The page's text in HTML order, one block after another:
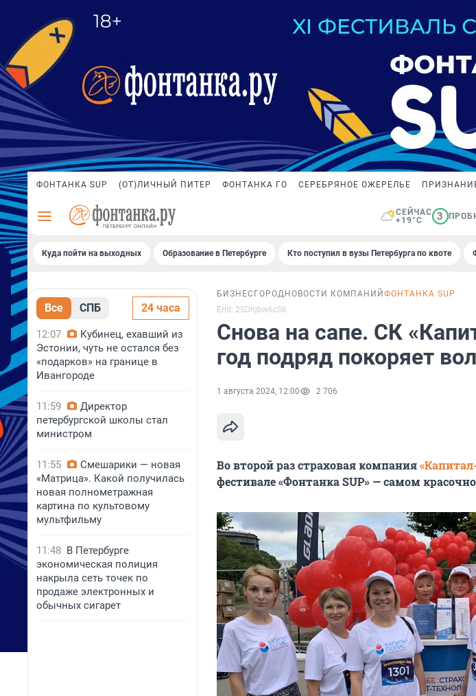
ФОНТАНКА SUP (ОТ)ЛИЧНЫЙ ПИТЕР ФОНТАНКА ГО СЕРЕБРЯНОЕ ОЖЕРЕЛЬЕ
СЕЙЧАС
+19°C
3
Куда пойти на выходных Образование в Петербурге Кто поступил в вузы Петербурга по квоте
Все СПБ 24 часа
12:07
Кубинец, ехавший из
Эстонии, чуть не остался без
«подарков» на границе в
Ивангороде
11:59
Директор
петербургской школы стал
министром
11:55
Смешарики — новая
«Матрица». Какой получилась
новая полнометражная
картина по культовому
мультфильму
11:48 В Петербурге
экономическая полиция
накрыла сеть точек по
продаже электронных и
обычных сигарет
БИЗНЕС ГОРОД НОВОСТИ КОМПАНИЙ ФОНТАНКА SUP
Erid: 2SDnjbw6cS6
Снова на сапе. СК
год подряд покоряет
1 августа 2024, 12:00 2 706
Во второй раз страховая компания
фестивале «Фонтанка SUP» — самом